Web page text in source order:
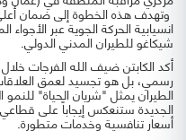
وتهدف هذه الخطوة إلى ضمان
انسيابية الحركة الجوية عبر
شيكاغو للطيران المدني الدولي.
أكد الكابتن ضيف الله الفرجات
رسمي، بل هو تجسيد لعمق العلاقات
الطيران يمثل "شريان الحياة"
الجديدة ستنعكس إيجاباً على
أسعار تنافسية وخدمات متطورة.